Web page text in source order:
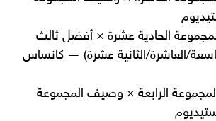
العاشرة/الثانية عشرة) — كانساس
المجموعة الرابعة × وصيف المجموعة